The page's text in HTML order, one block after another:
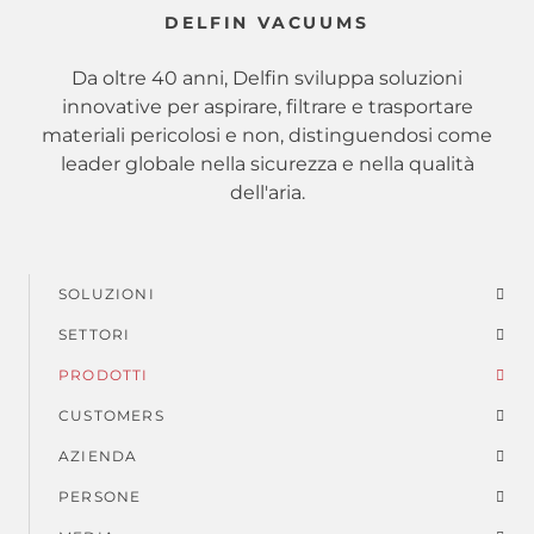
DELFIN VACUUMS
Da oltre 40 anni, Delfin sviluppa soluzioni
innovative per aspirare, filtrare e trasportare
materiali pericolosi e non, distinguendosi come
leader globale nella sicurezza e nella qualità
dell'aria.
Menu
di
piè
di
pagina
SOLUZIONI
SETTORI
PRODOTTI
CUSTOMERS
AZIENDA
PERSONE